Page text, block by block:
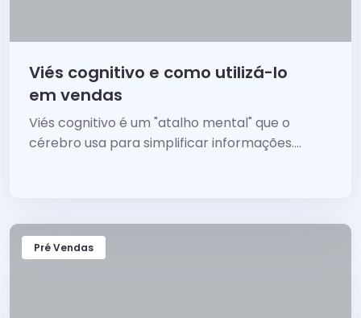
Viés cognitivo e como utilizá-lo
em vendas
Viés cognitivo é um "atalho mental" que o
cérebro usa para simplificar informações.
Pré Vendas